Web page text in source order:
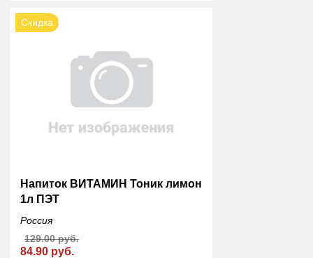
Скидка
Напиток ВИТАМИН Тоник лимон
1л ПЭТ
Россия
84.90 руб.
129.00 руб.